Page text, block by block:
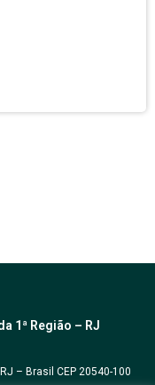
1ª Região – RJ
– Brasil CEP 20540-100